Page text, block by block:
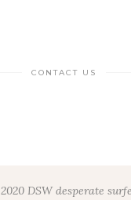
CONTACT US
DSW desperate